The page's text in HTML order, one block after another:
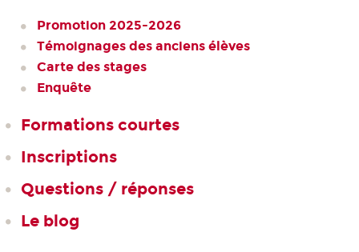
Promotion 2025-2026
Témoignages des anciens élèves
Carte des stages
Enquête
Formations courtes
Inscriptions
Questions / réponses
Le blog